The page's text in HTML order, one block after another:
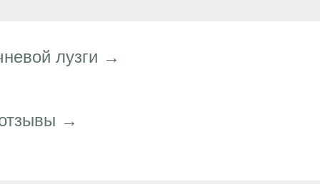
лузги →
→